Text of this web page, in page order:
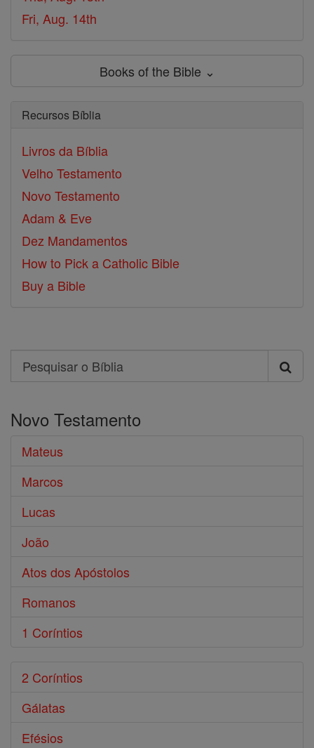
Fri, Aug. 14th
Books of the Bible ⌄
Recursos Bíblia
Livros da Bíblia
Velho Testamento
Novo Testamento
Adam & Eve
Dez Mandamentos
How to Pick a Catholic Bible
Buy a Bible
Search
Pesquisar
Bíblia
Novo Testamento
Mateus
Marcos
Lucas
João
Atos dos Apóstolos
Romanos
1 Coríntios
2 Coríntios
Gálatas
Efésios